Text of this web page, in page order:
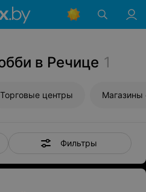
в Речице 1
Торговые центры
Фильтры